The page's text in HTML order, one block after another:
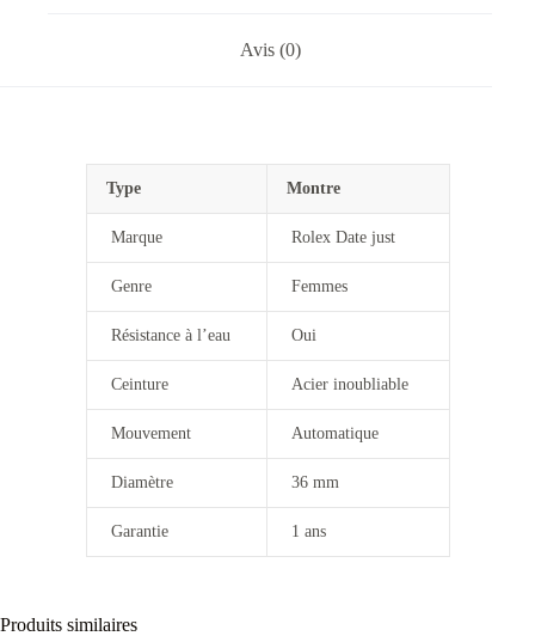
Avis (0)
Type Montre
Marque Rolex Date just
Genre Femmes
Résistance à l’eau Oui
Ceinture Acier inoubliable
Mouvement Automatique
Diamètre 36 mm
Garantie 1 ans
Produits similaires